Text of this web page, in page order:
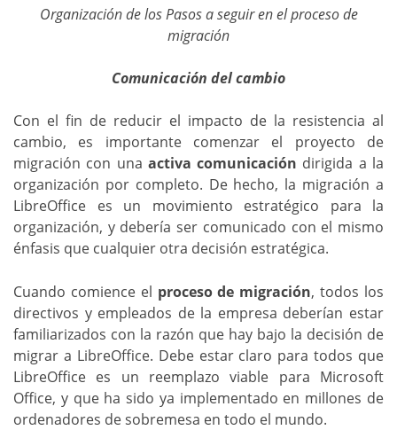
Organización de los Pasos a seguir en el proceso de
migración
Comunicación del cambio
Con el fin de reducir el impacto de la resistencia al
cambio, es importante comenzar el proyecto de
migración con una activa comunicación dirigida a la
organización por completo. De hecho, la migración a
LibreOffice es un movimiento estratégico para la
organización, y debería ser comunicado con el mismo
énfasis que cualquier otra decisión estratégica.
Cuando comience el proceso de migración, todos los
directivos y empleados de la empresa deberían estar
familiarizados con la razón que hay bajo la decisión de
migrar a LibreOffice. Debe estar claro para todos que
LibreOffice es un reemplazo viable para Microsoft
Office, y que ha sido ya implementado en millones de
ordenadores de sobremesa en todo el mundo.